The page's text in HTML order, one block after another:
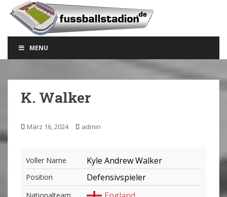
o
n
MENU
K. Walker
März 16, 2024 admin
Voller Name Kyle Andrew Walker
Position Defensivspieler